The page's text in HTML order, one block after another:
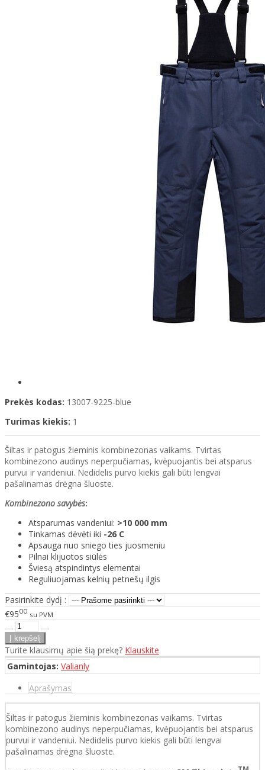
Prekės kodas: 13007-9225-blue
Turimas kiekis: 1
Šiltas ir patogus žieminis kombinezonas vaikams. Tvirtas
kombinezono audinys neperpučiamas, kvėpuojantis bei atsparus
purvui ir vandeniui. Nedidelis purvo kiekis gali būti lengvai
pašalinamas drėgna šluoste.
Kombinezono savybės:
Atsparumas vandeniui: >10 000 mm
Tinkamas dėvėti iki -26 C
Apsauga nuo sniego ties juosmeniu
Pilnai klijuotos siūlės
Šviesą atspindintys elementai
Reguliuojamas kelnių petnešų ilgis
Pasirinkite dydį :
€9500 su PVM
Turite klausimų apie šią prekę? Klauskite
Gamintojas: Valianly
Aprašymas
Šiltas ir patogus žieminis kombinezonas vaikams. Tvirtas
kombinezono audinys neperpučiamas, kvėpuojantis bei atsparus
purvui ir vandeniui. Nedidelis purvo kiekis gali būti lengvai
pašalinamas drėgna šluoste.